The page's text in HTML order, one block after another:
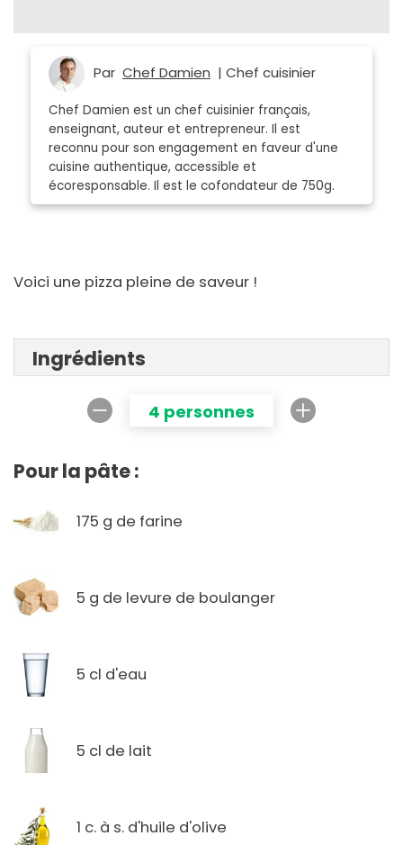
Par Chef Damien | Chef cuisinier
Chef Damien est un chef cuisinier français,
enseignant, auteur et entrepreneur. Il est
reconnu pour son engagement en faveur d'une
cuisine authentique, accessible et
écoresponsable. Il est le cofondateur de 750g.
Voici une pizza pleine de saveur !
Ingrédients
4 personnes
Pour la pâte :
175 g de farine
5 g de levure de boulanger
5 cl d'eau
5 cl de lait
1 c. à s. d'huile d'olive